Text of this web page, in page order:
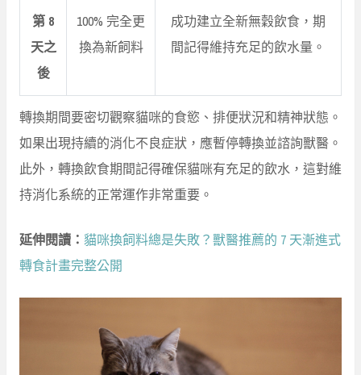
第 8
天之
後
100% 完全更
換為新飼料
成功建立全新無穀飲食，期
間記得維持充足的飲水量。
轉換期間要密切觀察貓咪的食慾、排便狀況和精神狀態。
如果出現持續的消化不良症狀，應暫停轉換並諮詢獸醫。
此外，轉換飲食期間記得確保貓咪有充足的飲水，這對維
持消化系統的正常運作非常重要。
延伸閱讀： 貓咪換飼料總是失敗？獸醫推薦的 7 天漸進式
轉食計畫完整公開